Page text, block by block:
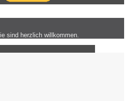
sind herzlich willkommen.